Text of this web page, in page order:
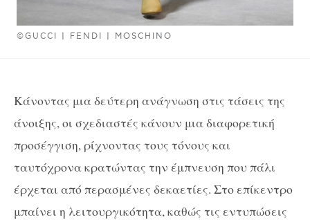
©GUCCI | FENDI | MOSCHINO
Κάνοντας μια δεύτερη ανάγνωση στις τάσεις της
άνοιξης, οι σχεδιαστές κάνουν μια διαφορετική
προσέγγιση, ρίχνοντας τους τόνους και
ταυτόχρονα κρατώντας την έμπνευση που πάλι
έρχεται από περασμένες δεκαετίες. Στο επίκεντρο
μπαίνει η λειτουργικότητα, καθώς τις εντυπώσεις